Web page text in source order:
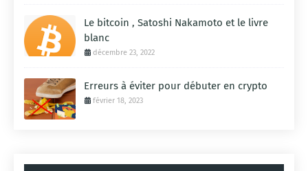
Le bitcoin , Satoshi Nakamoto et le livre
blanc
décembre 23, 2022
Erreurs à éviter pour débuter en crypto
février 18, 2023